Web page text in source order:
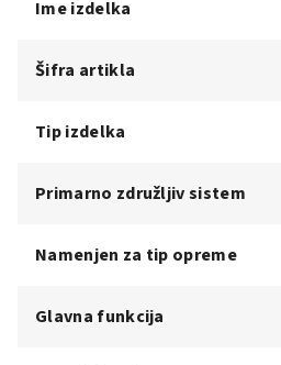
Ime izdelka
Šifra artikla
Tip izdelka
Primarno združljiv sistem
Namenjen za tip opreme
Glavna funkcija